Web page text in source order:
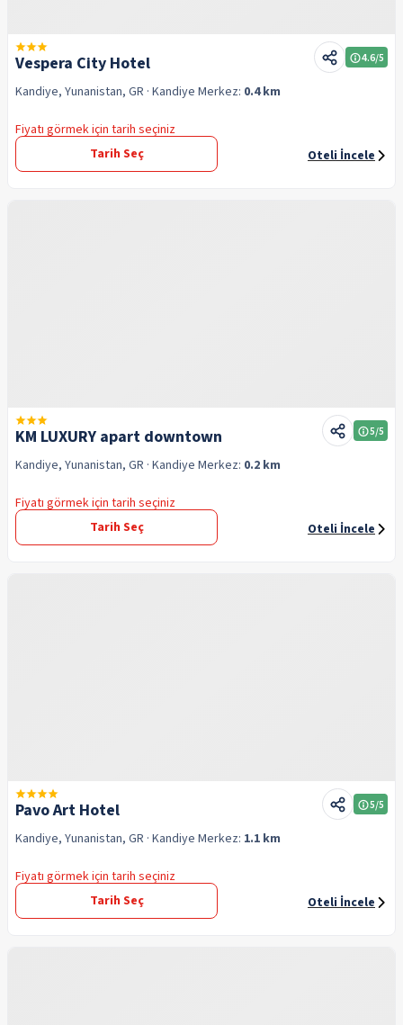
Vespera City Hotel 4.6/5
Kandiye, Yunanistan, GR · Kandiye Merkez: 0.4 km
Fiyatı görmek için tarih seçiniz
Tarih Seç
Oteli İncele
KM LUXURY apart downtown 5/5
Kandiye, Yunanistan, GR · Kandiye Merkez: 0.2 km
Fiyatı görmek için tarih seçiniz
Tarih Seç
Oteli İncele
Pavo Art Hotel 5/5
Kandiye, Yunanistan, GR · Kandiye Merkez: 1.1 km
Fiyatı görmek için tarih seçiniz
Tarih Seç
Oteli İncele